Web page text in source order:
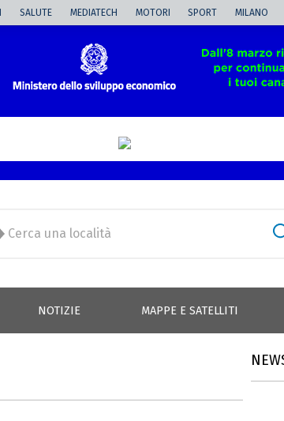
SALUTE MEDIATECH MOTORI SPORT MILANO
NOTIZIE MAPPE E SATELLITI